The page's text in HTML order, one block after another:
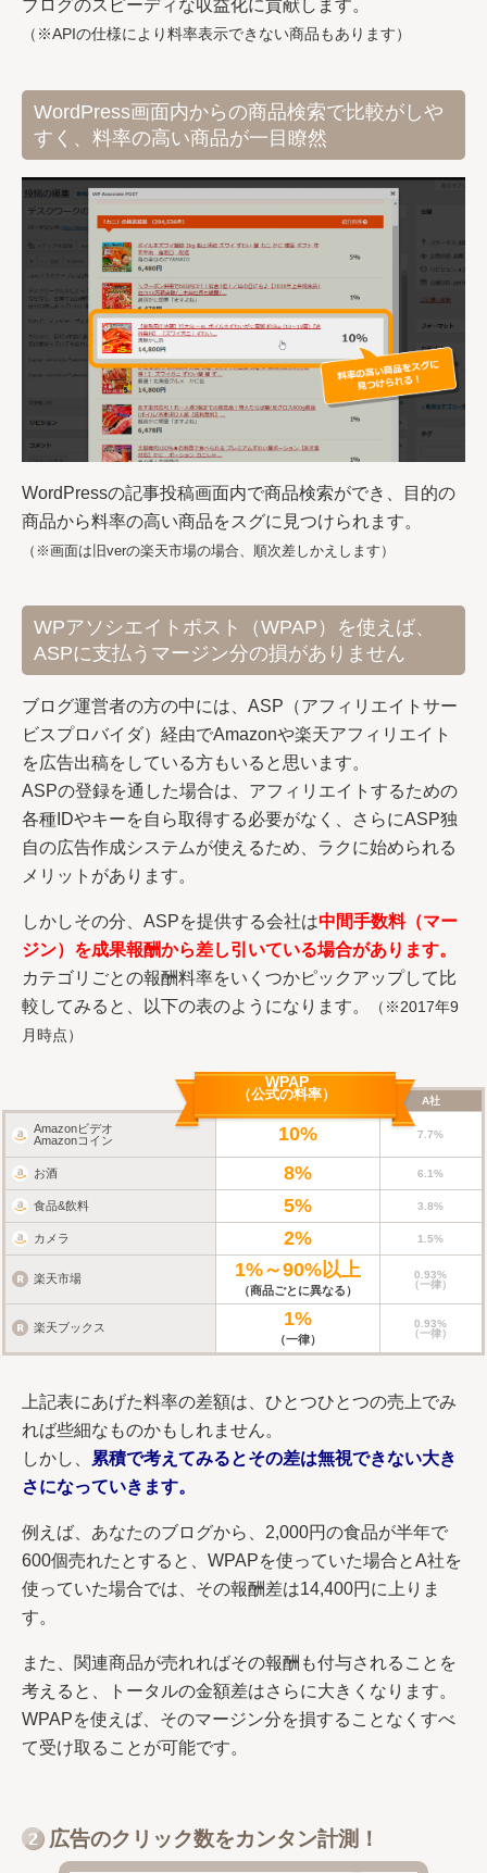
ブログのスピーディな収益化に貢献します。
（※APIの仕様により料率表示できない商品もあります）
WordPress画面内からの商品検索で比較がしや
すく、料率の高い商品が一目瞭然
WordPressの記事投稿画面内で商品検索ができ、目的の
商品から料率の高い商品をスグに見つけられます。
（※画面は旧verの楽天市場の場合、順次差しかえします）
WPアソシエイトポスト（WPAP）を使えば、
ASPに支払うマージン分の損がありません
ブログ運営者の方の中には、ASP（アフィリエイトサー
ビスプロバイダ）経由でAmazonや楽天アフィリエイト
を広告出稿をしている方もいると思います。
ASPの登録を通した場合は、アフィリエイトするための
各種IDやキーを自ら取得する必要がなく、さらにASP独
自の広告作成システムが使えるため、ラクに始められる
メリットがあります。
しかしその分、ASPを提供する会社は中間手数料（マー
ジン）を成果報酬から差し引いている場合があります。
カテゴリごとの報酬料率をいくつかピックアップして比
較してみると、以下の表のようになります。
（※2017年9
月時点）
WPAP
（公式の料率） A社
Amazonビデオ
Amazonコイン
10% 7.7%
お酒 8% 6.1%
食品&飲料 5% 3.8%
カメラ 2% 1.5%
楽天市場 1%～90%以上
（商品ごとに異なる）
0.93%
（一律）
楽天ブックス 1%
（一律）
0.93%
（一律）
上記表にあげた料率の差額は、ひとつひとつの売上でみ
れば些細なものかもしれません。
しかし、
累積で考えてみるとその差は無視できない大き
さになっていきます。
例えば、あなたのブログから、2,000円の食品が半年で
600個売れたとすると、WPAPを使っていた場合とA社を
使っていた場合では、その報酬差は14,400円に上りま
す。
また、関連商品が売れればその報酬も付与されることを
考えると、トータルの金額差はさらに大きくなります。
WPAPを使えば、そのマージン分を損することなくすべ
て受け取ることが可能です。
広告のクリック数をカンタン計測！